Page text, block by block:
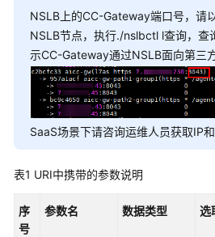
接
口
鉴
权
方
式
系
置
类
NSLB上的CC-Gateway端口号，请
NSLB节点，执行./nslbctl l查询，查
示CC-Gateway通过NSLB面向第三
SaaS场景下请咨询运维人员获取IP和
表1 URI中携带的参数说明
序
号
参数名 数据类型 选